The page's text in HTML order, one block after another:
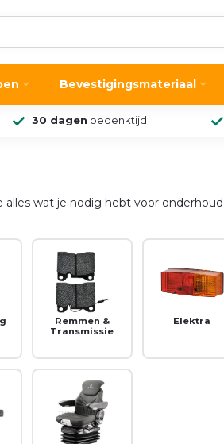
Bevestigingsmateriaal
30 dagen bedenktijd
wat je nodig hebt voor
Remmen &
Transmissie
Elektra